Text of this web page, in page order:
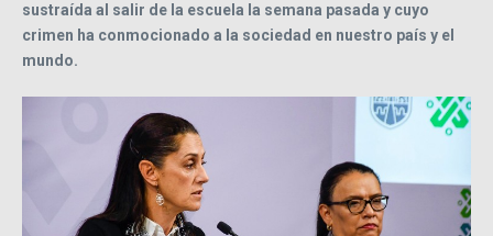
sustraída al salir de la escuela la semana pasada y cuyo
crimen ha conmocionado a la sociedad en nuestro país y el
mundo.